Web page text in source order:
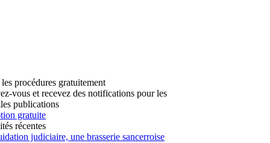
procédures gratuitement
vous et recevez des notifications pour les
publications
gratuite
récentes
judiciaire, une brasserie sancerroise